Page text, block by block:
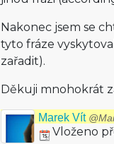
Nakonec jsem se
tyto fráze
zařadit).
Děkuji mnohokrát
Marek Vít
Vloženo